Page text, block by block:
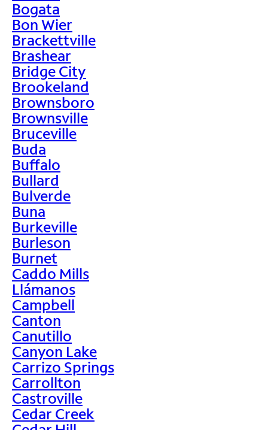
Bogata
Bon Wier
Brackettville
Brashear
Bridge City
Brookeland
Brownsboro
Brownsville
Bruceville
Buda
Buffalo
Bullard
Bulverde
Buna
Burkeville
Burleson
Burnet
Caddo Mills
Llámanos
Campbell
Canton
Canutillo
Canyon Lake
Carrizo Springs
Carrollton
Castroville
Cedar Creek